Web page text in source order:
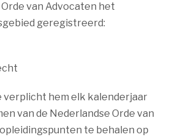
van Advocaten het
geregistreerd:
verplicht hem elk kalenderjaar
van de Nederlandse Orde van
te behalen op